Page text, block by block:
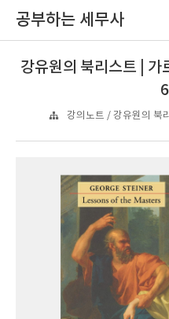
공부하는 세무사
강유원의 북리스트 |
강의노트 / 강유원의 북